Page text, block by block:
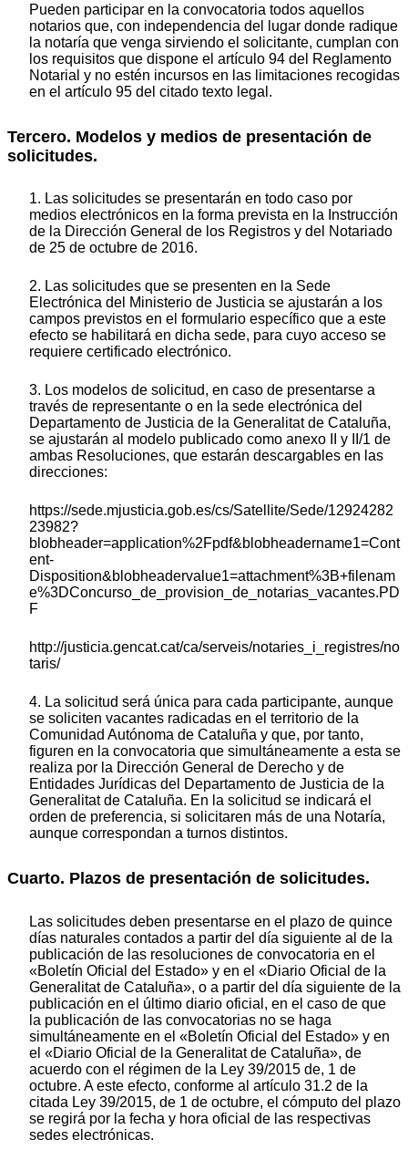
Pueden participar en la convocatoria todos aquellos
notarios que, con independencia del lugar donde radique
la notaría que venga sirviendo el solicitante, cumplan con
los requisitos que dispone el artículo 94 del Reglamento
Notarial y no estén incursos en las limitaciones recogidas
en el artículo 95 del citado texto legal.
Tercero. Modelos y medios de presentación de
solicitudes.
1. Las solicitudes se presentarán en todo caso por
medios electrónicos en la forma prevista en la Instrucción
de la Dirección General de los Registros y del Notariado
de 25 de octubre de 2016.
2. Las solicitudes que se presenten en la Sede
Electrónica del Ministerio de Justicia se ajustarán a los
campos previstos en el formulario específico que a este
efecto se habilitará en dicha sede, para cuyo acceso se
requiere certificado electrónico.
3. Los modelos de solicitud, en caso de presentarse a
través de representante o en la sede electrónica del
Departamento de Justicia de la Generalitat de Cataluña,
se ajustarán al modelo publicado como anexo II y II/1 de
ambas Resoluciones, que estarán descargables en las
direcciones:
https://sede.mjusticia.gob.es/cs/Satellite/Sede/12924282
23982?
blobheader=application%2Fpdf&blobheadername1=Cont
ent-
Disposition&blobheadervalue1=attachment%3B+filenam
e%3DConcurso_de_provision_de_notarias_vacantes.PD
F
http://justicia.gencat.cat/ca/serveis/notaries_i_registres/no
taris/
4. La solicitud será única para cada participante, aunque
se soliciten vacantes radicadas en el territorio de la
Comunidad Autónoma de Cataluña y que, por tanto,
figuren en la convocatoria que simultáneamente a esta se
realiza por la Dirección General de Derecho y de
Entidades Jurídicas del Departamento de Justicia de la
Generalitat de Cataluña. En la solicitud se indicará el
orden de preferencia, si solicitaren más de una Notaría,
aunque correspondan a turnos distintos.
Cuarto. Plazos de presentación de solicitudes.
Las solicitudes deben presentarse en el plazo de quince
días naturales contados a partir del día siguiente al de la
publicación de las resoluciones de convocatoria en el
«Boletín Oficial del Estado» y en el «Diario Oficial de la
Generalitat de Cataluña», o a partir del día siguiente de la
publicación en el último diario oficial, en el caso de que
la publicación de las convocatorias no se haga
simultáneamente en el «Boletín Oficial del Estado» y en
el «Diario Oficial de la Generalitat de Cataluña», de
acuerdo con el régimen de la Ley 39/2015 de, 1 de
octubre. A este efecto, conforme al artículo 31.2 de la
citada Ley 39/2015, de 1 de octubre, el cómputo del plazo
se regirá por la fecha y hora oficial de las respectivas
sedes electrónicas.